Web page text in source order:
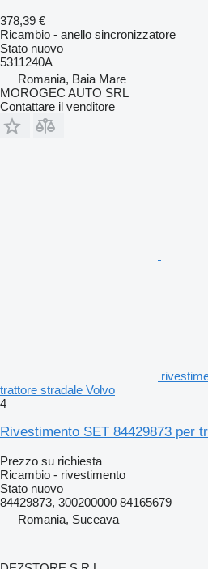
378,39 €
Ricambio - anello sincronizzatore
Stato nuovo
5311240A
Romania, Baia Mare
MOROGEC AUTO SRL
Contattare il venditore
trattore stradale Volvo
4
Rivestimento SET 84429873 per
Prezzo su richiesta
Ricambio - rivestimento
Stato nuovo
84429873, 300200000 84165679
Romania, Suceava